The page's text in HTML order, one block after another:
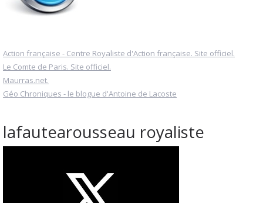
Action française - Centre Royaliste d'Action française. Site officiel.
Le Comte de Paris. Site officiel.
Maurras.net.
Géo Chroniques - le blogue d'Antoine de Lacoste
lafautearousseau royaliste